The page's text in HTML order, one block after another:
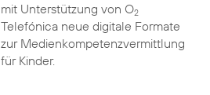
mit Unterstützung von O2
Telefónica neue digitale Formate
zur Medienkompetenzvermittlung
für Kinder.